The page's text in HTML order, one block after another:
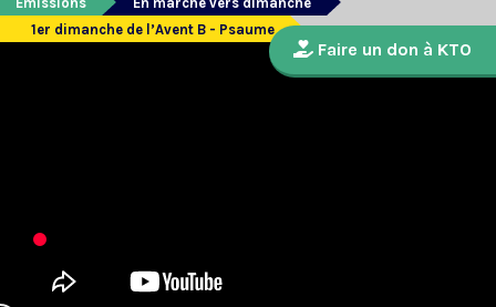
1er dimanche de l’Avent B - Psaume
Faire un don à KTO